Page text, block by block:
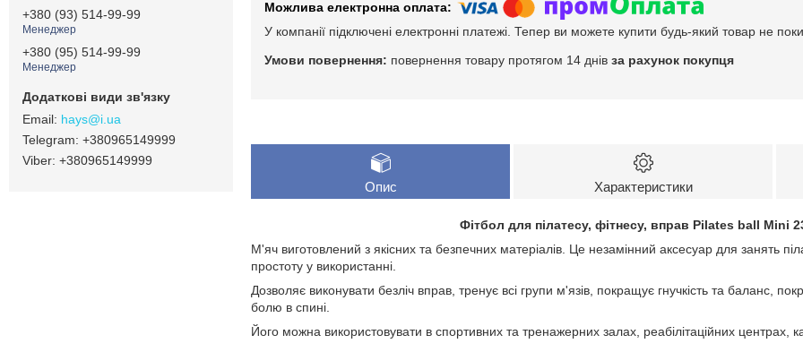
У компанії підключені електронні платежі. Тепер ви можете купити будь-який товар не
повернення товару протягом 14 днів за рахунок покупця
Опис Характеристики
Фітбол для пілатесу, фітнесу, вправ Pilates ball Mini
М'яч виготовлений з якісних та безпечних матеріалів. Це незамінний аксесуар для занять
простоту у використанні.
Дозволяє виконувати безліч вправ, тренує всі групи м'язів, покращує гнучкість та баланс,
болю в спині.
Його можна використовувати в спортивних та тренажерних залах, реабілітаційних центрах,
+380 (93) 514-99-99
Менеджер
+380 (95) 514-99-99
Менеджер
hays@i.ua
+380965149999
+380965149999